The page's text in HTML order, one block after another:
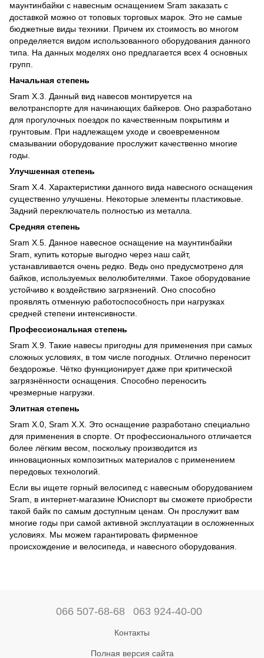
маунтинбайки с навесным оснащением Sram заказать с
доставкой можно от топовых торговых марок. Это не самые
бюджетные виды техники. Причем их стоимость во многом
определяется видом использованного оборудования данного
типа. На данных моделях оно предлагается всех 4 основных
групп.
Начальная степень
Sram Х.3. Данный вид навесов монтируется на
велотранспорте для начинающих байкеров. Оно разработано
для прогулочных поездок по качественным покрытиям и
грунтовым. При надлежащем уходе и своевременном
смазывании оборудование прослужит качественно многие
годы.
Улучшенная степень
Sram Х.4. Характеристики данного вида навесного оснащения
существенно улучшены. Некоторые элементы пластиковые.
Задний переключатель полностью из металла.
Средняя степень
Sram X.5. Данное навесное оснащение на маунтинбайки
Sram, купить которые выгодно через наш сайт,
устанавливается очень редко. Ведь оно предусмотрено для
байков, используемых велолюбителями. Такое оборудование
устойчиво к воздействию загрязнений. Оно способно
проявлять отменную работоспособность при нагрузках
средней степени интенсивности.
Профессиональная степень
Sram Х.9. Такие навесы пригодны для применения при самых
сложных условиях, в том числе погодных. Отлично переносит
бездорожье. Чётко функционирует даже при критической
загрязнённости оснащения. Способно переносить
чрезмерные нагрузки.
Элитная степень
Sram Х.0, Sram Х.Х. Это оснащение разработано специально
для применения в спорте. От профессионального отличается
более лёгким весом, поскольку производится из
инновационных композитных материалов с применением
передовых технологий.
Если вы ищете горный велосипед с навесным оборудованием
Sram, в интернет-магазине Юниспорт вы сможете приобрести
такой байк по самым доступным ценам. Он прослужит вам
многие годы при самой активной эксплуатации в осложненных
условиях. Мы можем гарантировать фирменное
происхождение и велосипеда, и навесного оборудования.
066 507-68-68 063 924-40-00
Контакты
Полная версия сайта